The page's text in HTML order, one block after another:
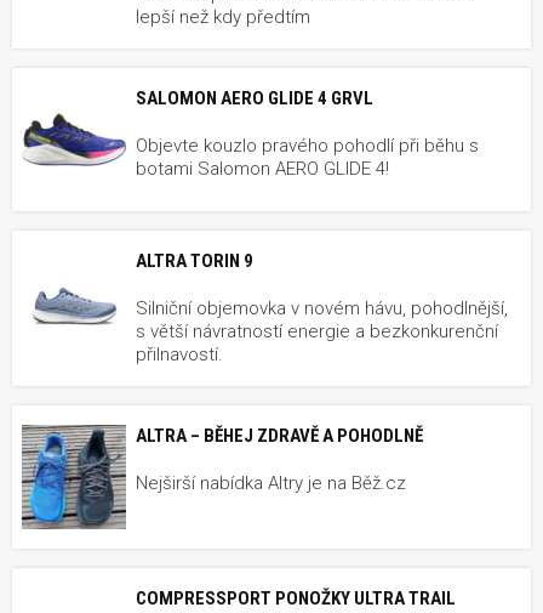
lepší než kdy předtím
SALOMON AERO GLIDE 4 GRVL
Objevte kouzlo pravého pohodlí při běhu s
botami Salomon AERO GLIDE 4!
ALTRA TORIN 9
Silniční objemovka v novém hávu, pohodlnější,
s větší návratností energie a bezkonkurenční
přilnavostí.
ALTRA – BĚHEJ ZDRAVĚ A POHODLNĚ
Nejširší nabídka Altry je na Běž.cz
COMPRESSPORT PONOŽKY ULTRA TRAIL